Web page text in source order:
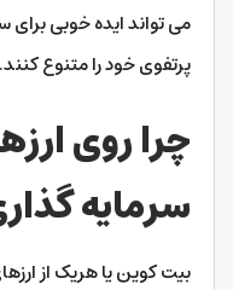
می تواند ایده خوبی
پرتفوی خود را متنوع کنند.
چرا روی
سرمایه
بیت کوین یا هریک از